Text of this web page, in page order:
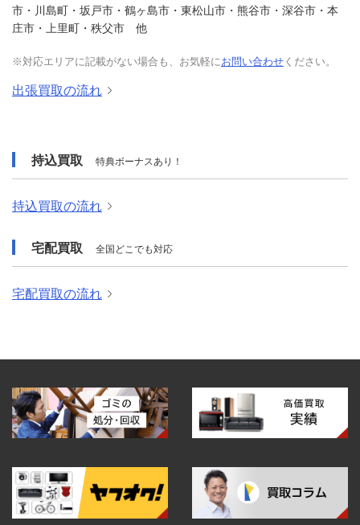
市・川島町・坂戸市・鶴ヶ島市・東松山市・熊谷市・深谷市・本
庄市・上里町・秩父市 他
※対応エリアに記載がない場合も、お気軽にお問い合わせください。
出張買取の流れ
持込買取 特典ボーナスあり！
持込買取の流れ
宅配買取 全国どこでも対応
宅配買取の流れ